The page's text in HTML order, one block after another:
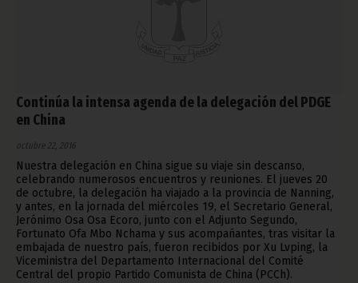
Continúa la intensa agenda de la delegación del PDGE
en China
octubre 22, 2016
Nuestra delegación en China sigue su viaje sin descanso,
celebrando numerosos encuentros y reuniones. El jueves 20
de octubre, la delegación ha viajado a la provincia de Nanning,
y antes, en la jornada del miércoles 19, el Secretario General,
Jerónimo Osa Osa Ecoro, junto con el Adjunto Segundo,
Fortunato Ofa Mbo Nchama y sus acompañantes, tras visitar la
embajada de nuestro país, fueron recibidos por Xu Lvping, la
Viceministra del Departamento Internacional del Comité
Central del propio Partido Comunista de China (PCCh).